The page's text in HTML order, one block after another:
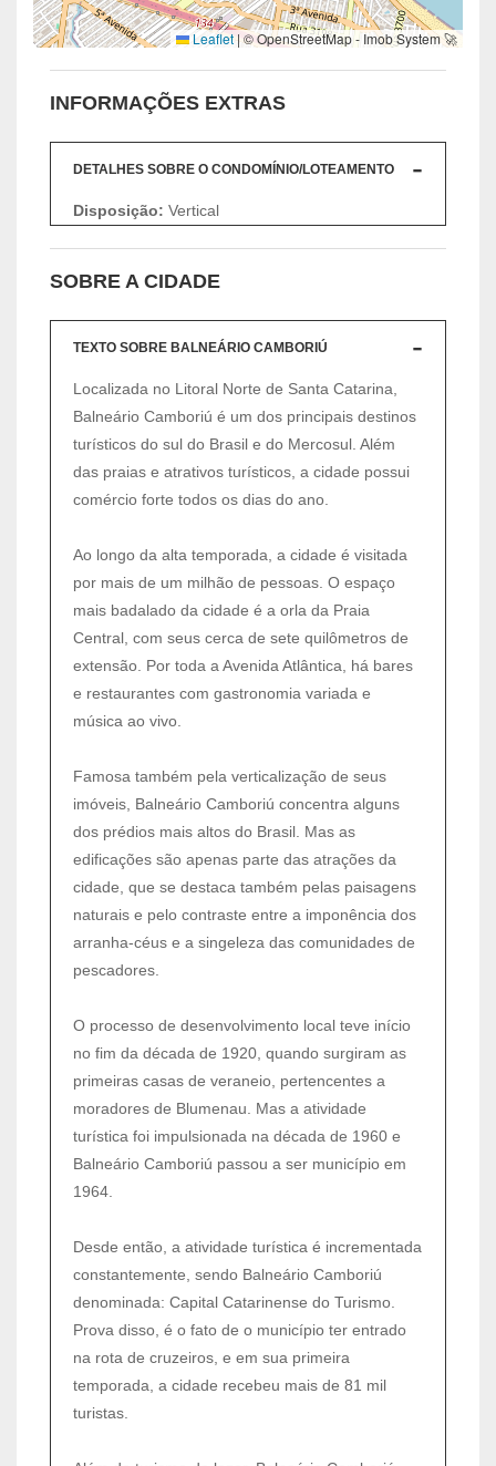
Leaflet|© OpenStreetMap - Imob System 🚀
INFORMAÇÕES EXTRAS
DETALHES SOBRE O CONDOMÍNIO/LOTEAMENTO
Disposição: Vertical
SOBRE A CIDADE
TEXTO SOBRE BALNEÁRIO CAMBORIÚ
Localizada no Litoral Norte de Santa Catarina,
Balneário Camboriú é um dos principais destinos
turísticos do sul do Brasil e do Mercosul. Além
das praias e atrativos turísticos, a cidade possui
comércio forte todos os dias do ano.
Ao longo da alta temporada, a cidade é visitada
por mais de um milhão de pessoas. O espaço
mais badalado da cidade é a orla da Praia
Central, com seus cerca de sete quilômetros de
extensão. Por toda a Avenida Atlântica, há bares
e restaurantes com gastronomia variada e
música ao vivo.
Famosa também pela verticalização de seus
imóveis, Balneário Camboriú concentra alguns
dos prédios mais altos do Brasil. Mas as
edificações são apenas parte das atrações da
cidade, que se destaca também pelas paisagens
naturais e pelo contraste entre a imponência dos
arranha-céus e a singeleza das comunidades de
pescadores.
O processo de desenvolvimento local teve início
no fim da década de 1920, quando surgiram as
primeiras casas de veraneio, pertencentes a
moradores de Blumenau. Mas a atividade
turística foi impulsionada na década de 1960 e
Balneário Camboriú passou a ser município em
1964.
Desde então, a atividade turística é incrementada
constantemente, sendo Balneário Camboriú
denominada: Capital Catarinense do Turismo.
Prova disso, é o fato de o município ter entrado
na rota de cruzeiros, e em sua primeira
temporada, a cidade recebeu mais de 81 mil
turistas.